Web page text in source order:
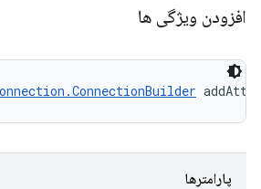
افزودن ویژگی ها
پارامترها